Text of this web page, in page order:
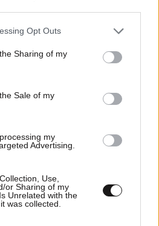
app uses one or more Google
usage behaviour. You may click to
and its third-party tags to
purposes in below Google
Opt Outs
Sharing of my
Sale of my
my
Advertising.
Use,
or Sharing of my
Unrelated with the
was collected.